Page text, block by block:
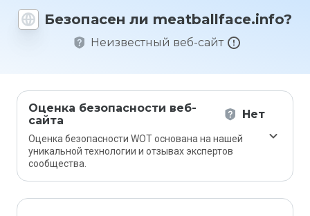
Безопасен ли meatballface.info?
Неизвестный веб-сайт
Оценка безопасности веб-
сайта
Нет
Оценка безопасности WOT основана на нашей
уникальной технологии и отзывах экспертов
сообщества.
1 до 5?